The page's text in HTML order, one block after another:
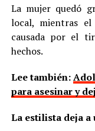
La mujer quedó
local, mientras el
causada por el
hechos.
Lee también:
para asesinar y
La estilista deja